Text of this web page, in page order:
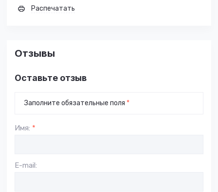
Распечатать
Отзывы
Оставьте отзыв
Заполните обязательные поля *
Имя: *
E-mail: